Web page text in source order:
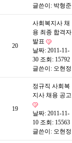
글쓴이: 박형준
20
사회복지사 채
용 최종 합격자
발표
날짜: 2011-11-
30 조회: 15792
글쓴이: 오현정
19
정규직 사회복
지사 채용 공고
날짜: 2011-11-
10 조회: 15563
글쓴이: 오현정